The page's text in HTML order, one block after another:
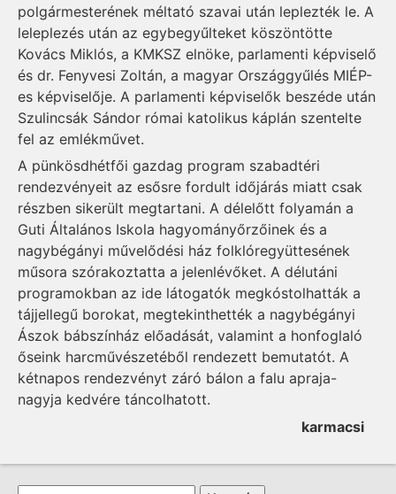
polgármesterének méltató szavai után leplezték le. A
leleplezés után az egybegyűlteket köszöntötte
Kovács Miklós, a KMKSZ elnöke, parlamenti képviselő
és dr. Fenyvesi Zoltán, a magyar Országgyűlés MIÉP-
es képviselője. A parlamenti képviselők beszéde után
Szulincsák Sán­dor római katolikus káplán szen­telte
fel az emlékművet.
A pünkösdhétfői gazdag program szabadtéri
rendezvényeit az esősre fordult időjárás miatt csak
részben sikerült megtartani. A délelőtt folyamán a
Guti Általános Iskola hagyományőrzőinek és a
nagybégányi művelődési ház folk­lór­együt­tesének
műsora szórakoztatta a jelenlévőket. A délutáni
programokban az ide látogatók megkóstolhatták a
tájjellegű borokat, megtekinthették a nagy­bé­gányi
Ászok bábszínház előadását, valamint a honfoglaló
őseink harcművészetéből rendezett bemutatót. A
kétnapos rendezvényt záró bálon a falu apraja-
nagyja kedvére táncolhatott.
karmacsi
Keresés űrlap